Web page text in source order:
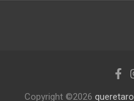
Copyright ©2026